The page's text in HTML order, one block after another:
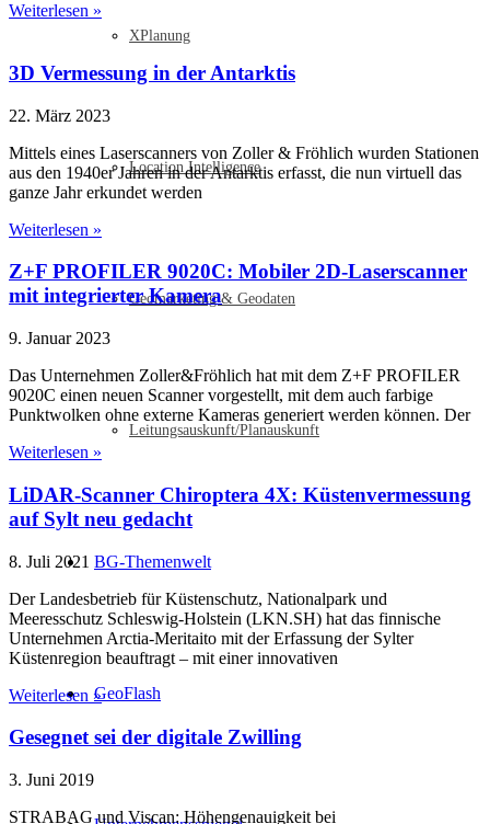
XPlanung
Location Intelligence
Geomarketing & Geodaten
Leitungsauskunft/Planauskunft
BG-Themenwelt
GeoFlash
Weiterlesen »
3D Vermessung in der Antarktis
22. März 2023
Mittels eines Laserscanners von Zoller & Fröhlich wurden Stationen
aus den 1940er Jahren in der Antarktis erfasst, die nun virtuell das
ganze Jahr erkundet werden
Weiterlesen »
Z+F PROFILER 9020C: Mobiler 2D-Laserscanner
mit integrierter Kamera
9. Januar 2023
Das Unternehmen Zoller&Fröhlich hat mit dem Z+F PROFILER
9020C einen neuen Scanner vorgestellt, mit dem auch farbige
Punktwolken ohne externe Kameras generiert werden können. Der
Weiterlesen »
LiDAR-Scanner Chiroptera 4X: Küstenvermessung
auf Sylt neu gedacht
8. Juli 2021
Der Landesbetrieb für Küstenschutz, Nationalpark und
Meeresschutz Schleswig-Holstein (LKN.SH) hat das finnische
Unternehmen Arctia-Meritaito mit der Erfassung der Sylter
Küstenregion beauftragt – mit einer innovativen
Weiterlesen »
Gesegnet sei der digitale Zwilling
3. Juni 2019
STRABAG und Viscan: Höhengenauigkeit bei